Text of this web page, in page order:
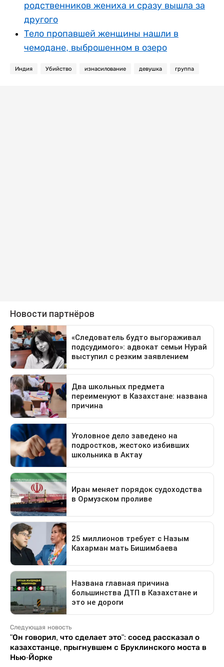
родственников жениха и сразу вышла за
другого
Тело пропавшей женщины нашли в
чемодане, выброшенном в озеро
Индия Убийство изнасилование девушка группа
Следующая новость
"Он говорил, что сделает это": сосед рассказал о
казахстанце, прыгнувшем с Бруклинского моста в
Нью-Йорке